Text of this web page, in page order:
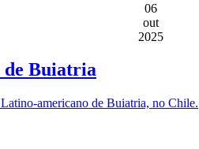
06
out
2025
de Buiatria
americano de Buiatria, no Chile.